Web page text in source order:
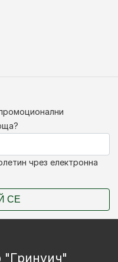
чрез електронна
СЕ